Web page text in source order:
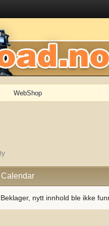
WebShop
Calendar
Beklager, nytt innhold ble ikke